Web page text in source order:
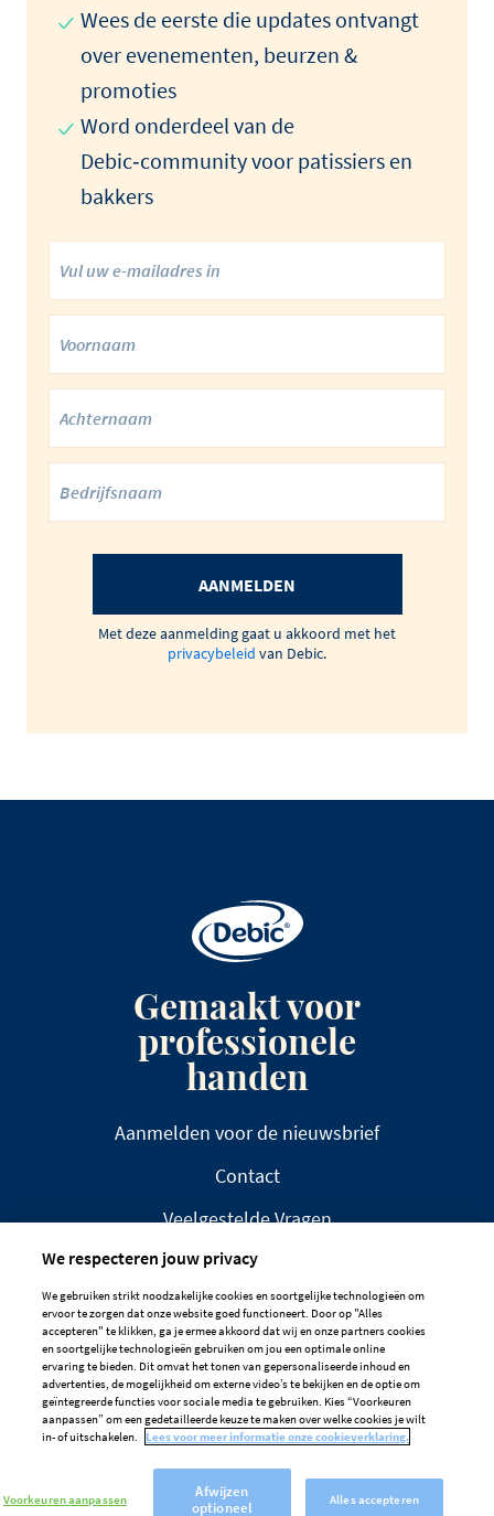
Wees de eerste die updates ontvangt
over evenementen, beurzen &
promoties
Word onderdeel van de
Debic‑community voor patissiers en
bakkers
AANMELDEN
Met deze aanmelding gaat u akkoord met het
privacybeleid van Debic.
Gemaakt voor
professionele
handen
Aanmelden voor de nieuwsbrief
Contact
Veelgestelde Vragen
DISCLAIMER
PRIVACYBELEID
COOKIEBELEID
Cookievoorkeuren
We respecteren jouw privacy
We gebruiken strikt noodzakelijke cookies en soortgelijke technologieën om
ervoor te zorgen dat onze website goed functioneert. Door op "Alles
accepteren" te klikken, ga je ermee akkoord dat wij en onze partners cookies
en soortgelijke technologieën gebruiken om jou een optimale online
ervaring te bieden. Dit omvat het tonen van gepersonaliseerde inhoud en
advertenties, de mogelijkheid om externe video’s te bekijken en de optie om
geïntegreerde functies voor sociale media te gebruiken. Kies “Voorkeuren
aanpassen” om een gedetailleerde keuze te maken over welke cookies je wilt
in- of uitschakelen.
Lees voor meer informatie onze cookieverklaring.
Voorkeuren aanpassen
Afwijzen
optioneel
Alles accepteren